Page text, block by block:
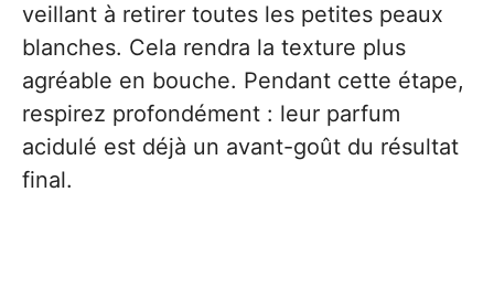
veillant à retirer toutes les petites peaux
blanches. Cela rendra la texture plus
agréable en bouche. Pendant cette étape,
respirez profondément : leur parfum
acidulé est déjà un avant-goût du résultat
final.